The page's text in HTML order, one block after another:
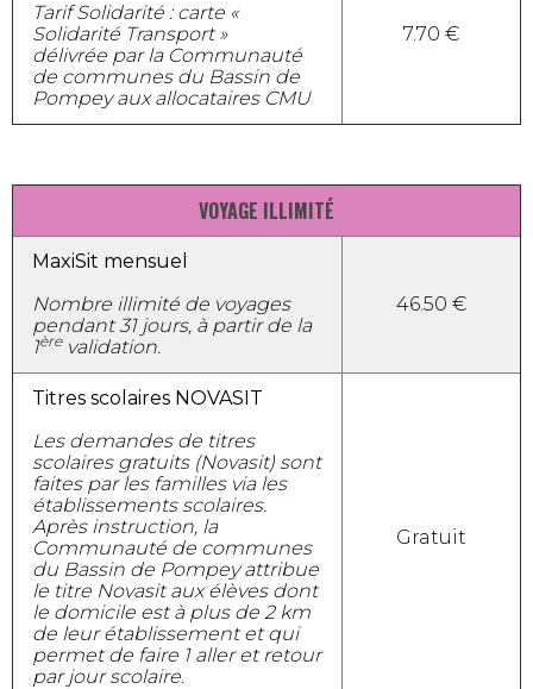
Tarif Solidarité : carte «
Solidarité Transport »
délivrée par la Communauté
de communes du Bassin de
Pompey aux allocataires CMU
7.70 €
VOYAGE ILLIMITÉ
MaxiSit mensuel
Nombre illimité de voyages
pendant 31 jours, à partir de la
1èrevalidation.
46.50 €
Titres scolaires NOVASIT
Les demandes de titres
scolaires gratuits (Novasit) sont
faites par les familles via les
établissements scolaires.
Après instruction, la
Communauté de communes
du Bassin de Pompey attribue
le titre Novasit aux élèves dont
le domicile est à plus de 2 km
de leur établissement et qui
permet de faire 1 aller et retour
par jour scolaire.
Gratuit